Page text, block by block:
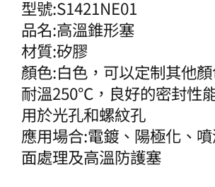
型號:S1421NE01
品名:高溫錐形塞
材質:矽膠
顏色:白色，可以定制其他
耐溫250℃，良好的密封性
用於光孔和螺紋孔
應用場合:電鍍、陽極化、
面處理及高溫防護塞